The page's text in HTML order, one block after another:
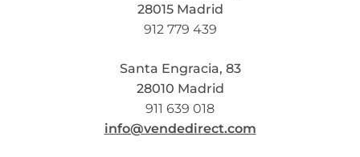
28015 Madrid
912 779 439
Santa Engracia, 83
28010 Madrid
911 639 018
info@vendedirect.com